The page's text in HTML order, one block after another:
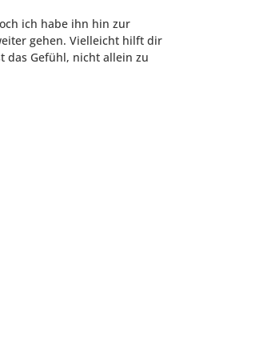
ich habe ihn hin zur
gehen. Vielleicht hilft dir
das Gefühl, nicht allein zu